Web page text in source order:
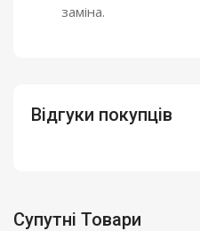
заміна.
Відгуки покупців
Супутні Товари